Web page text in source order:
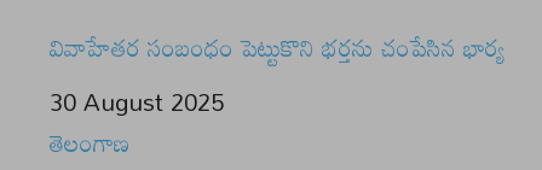
వివాహేతర సంబంధం పెట్టుకొని భర్తను చంపేసిన భార్య
Date
30 August 2025
In relation to
తెలంగాణ